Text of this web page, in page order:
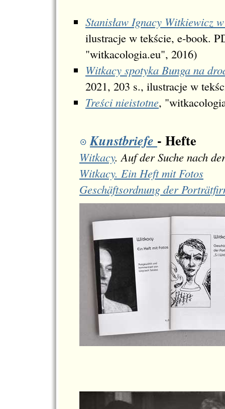
Stanisław Ignacy Witkiewicz
ilustracje w tekście, e-book.
"witkacologia.eu", 2016)
Witkacy spotyka Bunga na
2021, 203 s., ilustracje w
Treści nieistotne,
Kunstbriefe - Hefte
Witkacy. Auf der Suche nach
Witkacy. Ein Heft mit Fotos
Geschäftsordnung der